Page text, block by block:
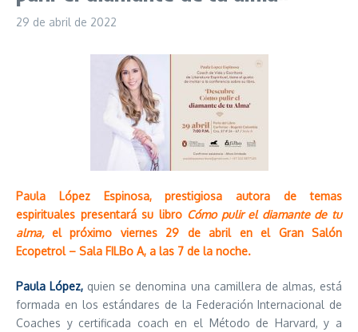
29 de abril de 2022
Paula López Espinosa, prestigiosa autora de temas
espirituales presentará su libro Cómo pulir el diamante de tu
alma, el próximo viernes 29 de abril en el Gran Salón
Ecopetrol – Sala FILBo A, a las 7 de la noche.
Paula López, quien se denomina una camillera de almas, está
formada en los estándares de la Federación Internacional de
Coaches y certificada coach en el Método de Harvard, y a